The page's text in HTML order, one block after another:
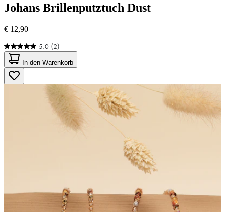
Johans Brillenputztuch Dust
€ 12,90
5.0 (2)
5.0
von
5
Sternen.
2
Bewertungen
In den Warenkorb